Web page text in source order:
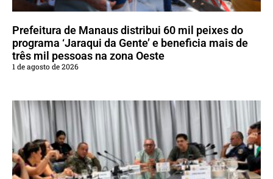
Prefeitura de Manaus distribui 60 mil peixes do
programa ‘Jaraqui da Gente’ e beneficia mais de
três mil pessoas na zona Oeste
1 de agosto de 2026